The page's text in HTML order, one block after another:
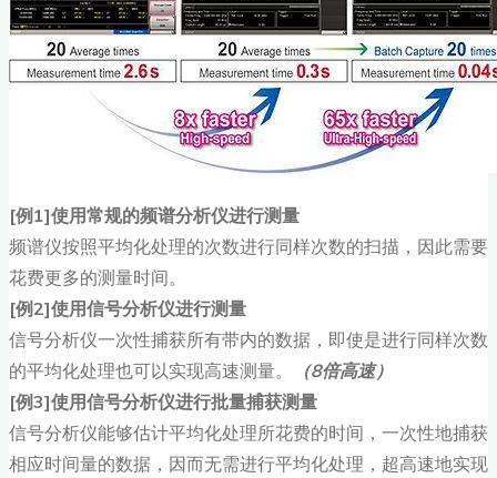
新闻
[例1]使用常规的频谱分析仪进行测量
频谱仪按照平均化处理的次数进行同样次数的扫描，因此需要
花费更多的测量时间。
[例2]使用信号分析仪进行测量
信号分析仪一次性捕获所有带内的数据，即使是进行同样次数
的平均化处理也可以实现高速测量。
（8倍高速）
[例3]使用信号分析仪进行批量捕获测量
信号分析仪能够估计平均化处理所花费的时间，一次性地捕获
相应时间量的数据，因而无需进行平均化处理，超高速地实现